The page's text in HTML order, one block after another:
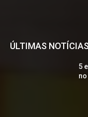
ÚLTIMAS NOTÍCIAS
5